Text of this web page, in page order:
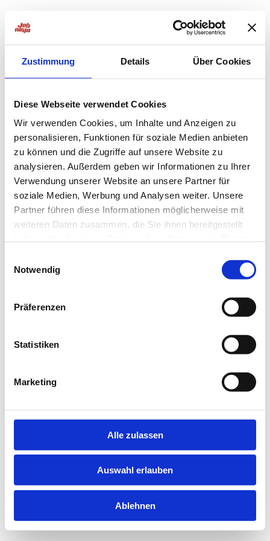
Zustimmung Details Über Cookies
Diese Webseite verwendet Cookies
Wir verwenden Cookies, um Inhalte und Anzeigen zu
personalisieren, Funktionen für soziale Medien anbieten
zu können und die Zugriffe auf unsere Website zu
analysieren. Außerdem geben wir Informationen zu Ihrer
Verwendung unserer Website an unsere Partner für
soziale Medien, Werbung und Analysen weiter. Unsere
Partner führen diese Informationen möglicherweise mit
weiteren Daten zusammen, die Sie ihnen bereitgestellt
Notwendig
Präferenzen
Statistiken
Marketing
Alle zulassen
Auswahl erlauben
Ablehnen
loadingjobninja.com
for more